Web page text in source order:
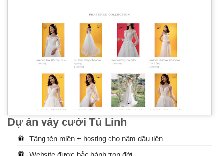
Dự án váy cưới Tú Linh
Tặng tên miền + hosting cho năm đầu tiên